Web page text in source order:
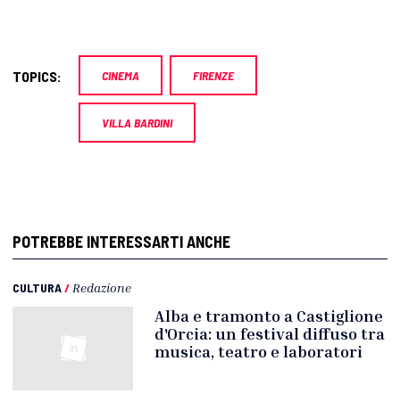
TOPICS: CINEMA FIRENZE
VILLA BARDINI
POTREBBE INTERESSARTI ANCHE
CULTURA/ Redazione
Alba e tramonto a Castiglione
d'Orcia: un festival diffuso tra
musica, teatro e laboratori